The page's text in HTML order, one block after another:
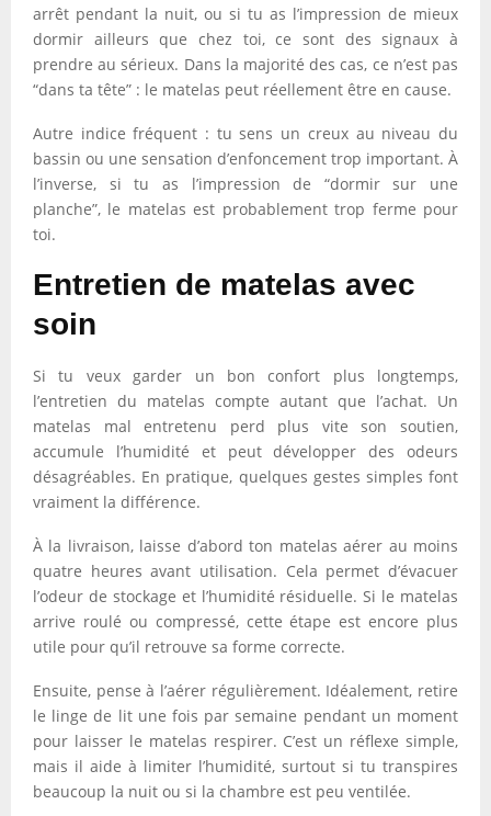
arrêt pendant la nuit, ou si tu as l’impression de mieux
dormir ailleurs que chez toi, ce sont des signaux à
prendre au sérieux. Dans la majorité des cas, ce n’est pas
“dans ta tête” : le matelas peut réellement être en cause.
Autre indice fréquent : tu sens un creux au niveau du
bassin ou une sensation d’enfoncement trop important. À
l’inverse, si tu as l’impression de “dormir sur une
planche”, le matelas est probablement trop ferme pour
toi.
Entretien de matelas avec
soin
Si tu veux garder un bon confort plus longtemps,
l’entretien du matelas compte autant que l’achat. Un
matelas mal entretenu perd plus vite son soutien,
accumule l’humidité et peut développer des odeurs
désagréables. En pratique, quelques gestes simples font
vraiment la différence.
À la livraison, laisse d’abord ton matelas aérer au moins
quatre heures avant utilisation. Cela permet d’évacuer
l’odeur de stockage et l’humidité résiduelle. Si le matelas
arrive roulé ou compressé, cette étape est encore plus
utile pour qu’il retrouve sa forme correcte.
Ensuite, pense à l’aérer régulièrement. Idéalement, retire
le linge de lit une fois par semaine pendant un moment
pour laisser le matelas respirer. C’est un réflexe simple,
mais il aide à limiter l’humidité, surtout si tu transpires
beaucoup la nuit ou si la chambre est peu ventilée.